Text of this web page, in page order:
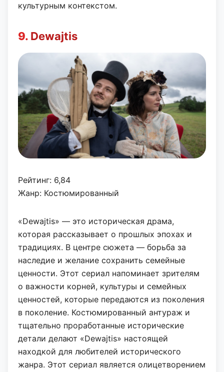
культурным контекстом.
9. Dewajtis
Рейтинг: 6,84
Жанр: Костюмированный
«Dewajtis» — это историческая драма,
которая рассказывает о прошлых эпохах и
традициях. В центре сюжета — борьба за
наследие и желание сохранить семейные
ценности. Этот сериал напоминает зрителям
о важности корней, культуры и семейных
ценностей, которые передаются из поколения
в поколение. Костюмированный антураж и
тщательно проработанные исторические
детали делают «Dewajtis» настоящей
находкой для любителей исторического
жанра. Этот сериал является олицетворением